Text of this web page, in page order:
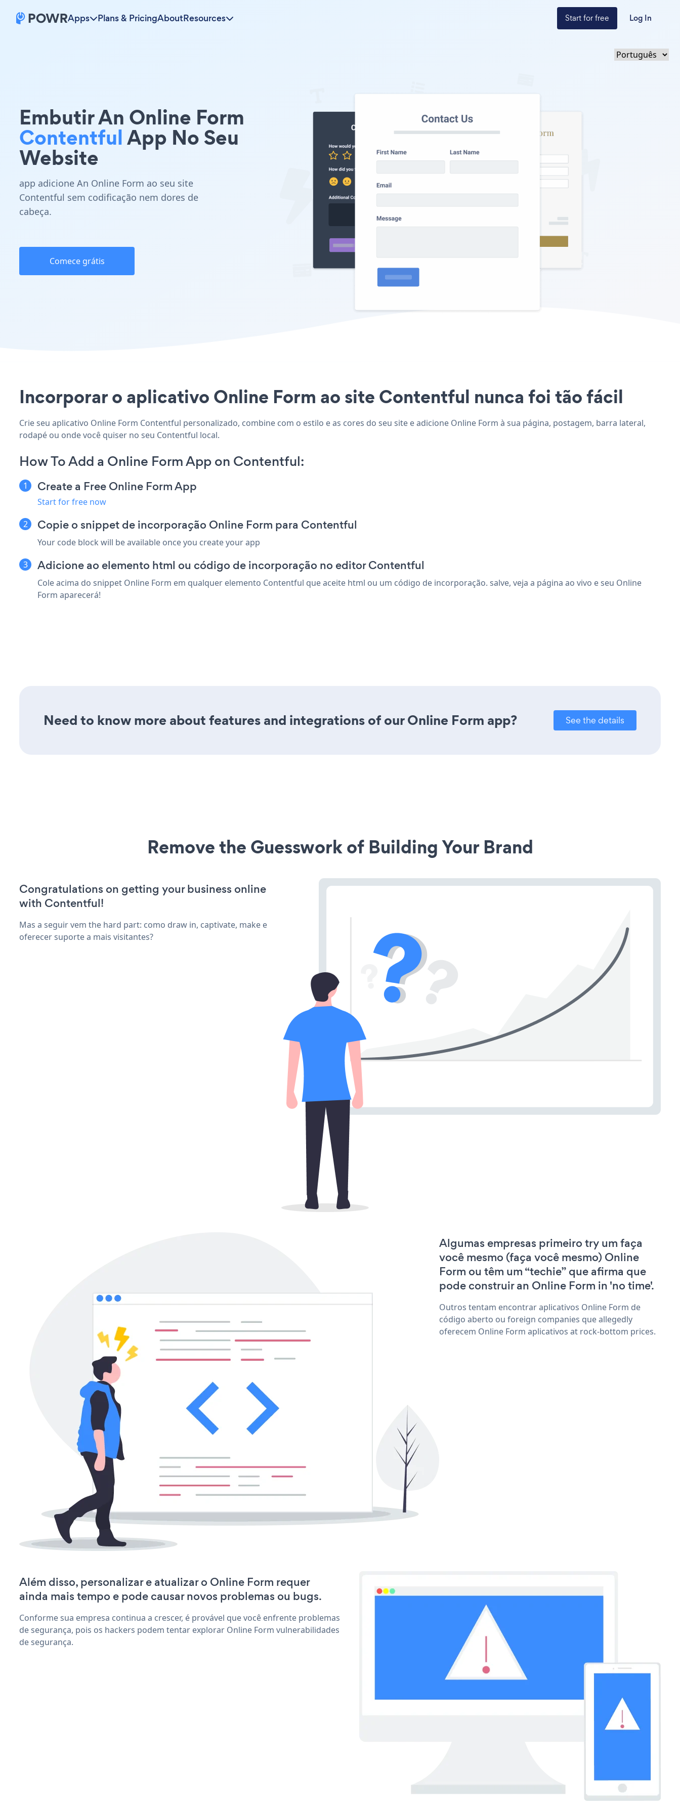
Apps Plans & PricingAboutResources Start for free Log In
Embutir An Online Form
ContentfulApp No Seu
Website
app adicione An Online Form ao seu site
Contentful sem codificação nem dores de
cabeça.
Comece grátis
Incorporar o aplicativo Online Form ao site Contentful nunca foi tão fácil
Crie seu aplicativo Online Form Contentful personalizado, combine com o estilo e as cores do seu site e adicione Online Form à sua página, postagem, barra lateral,
rodapé ou onde você quiser no seu Contentful local.
How To Add a Online Form App on Contentful:
Create a Free Online Form App
Start for free now
Copie o snippet de incorporação Online Form para Contentful
Your code block will be available once you create your app
Adicione ao elemento html ou código de incorporação no editor Contentful
Cole acima do snippet Online Form em qualquer elemento Contentful que aceite html ou um código de incorporação. salve, veja a página ao vivo e seu Online
Form aparecerá!
Need to know more about features and integrations of our Online Form app? See the details
Remove the Guesswork of Building Your Brand
Congratulations on getting your business online
with Contentful!
Mas a seguir vem the hard part: como draw in, captivate, make e
oferecer suporte a mais visitantes?
Algumas empresas primeiro try um faça
você mesmo (faça você mesmo) Online
Form ou têm um “techie” que afirma que
pode construir an Online Form in 'no time'.
Outros tentam encontrar aplicativos Online Form de
código aberto ou foreign companies que allegedly
oferecem Online Form aplicativos at rock-bottom prices.
Além disso, personalizar e atualizar o Online Form requer
ainda mais tempo e pode causar novos problemas ou bugs.
Conforme sua empresa continua a crescer, é provável que você enfrente problemas
de segurança, pois os hackers podem tentar explorar Online Form vulnerabilidades
de segurança.